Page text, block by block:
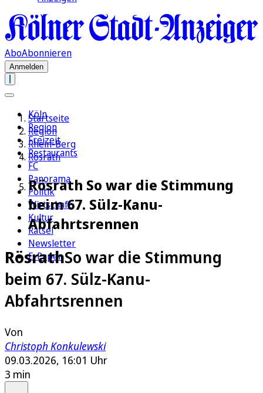
AboAbonnieren
Anmelden
Köln
Region
Freizeit
Restaurants
FC
Panorama
Politik
Wirtschaft
Kultur
Rätsel
Newsletter
E-Paper
Startseite
Region
Rhein-Berg
Rösrath
Rösrath So war die Stimmung
beim 67. Sülz-Kanu-
Abfahrtsrennen
RösrathSo war die Stimmung
beim 67. Sülz-Kanu-
Abfahrtsrennen
Von
Christoph Konkulewski
09.03.2026, 16:01 Uhr
3 min